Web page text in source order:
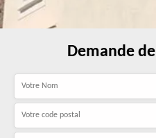
Demande